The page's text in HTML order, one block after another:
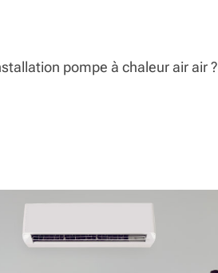
pompe à chaleur air air ?